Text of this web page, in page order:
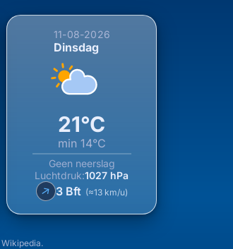
11-08-2026
Dinsdag
21°C
min 14°C
Geen neerslag
Luchtdruk:1027 hPa
↑3 Bft (≈13 km/u)
Wikipedia.